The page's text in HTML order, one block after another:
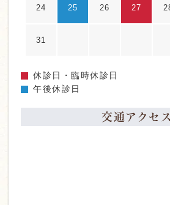
24 25 26 27
31
休診日・臨時休診日
午後休診日
交通アクセス